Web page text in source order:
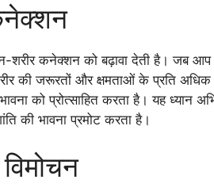
शरीर कनेक्शन को बढ़ावा देती है। जब आप
की जरूरतों और क्षमताओं के प्रति
को प्रोत्साहित करता है। यह ध्यान
की भावना प्रमोट करता है।